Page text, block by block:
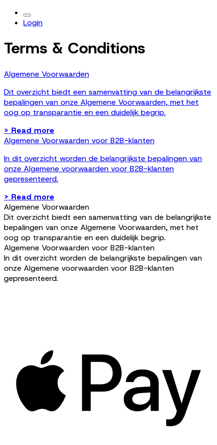
Login
Terms & Conditions
Algemene Voorwaarden
Dit overzicht biedt een samenvatting van de belangrijkste
bepalingen van onze Algemene Voorwaarden, met het
oog op transparantie en een duidelijk begrip.
> Read more
Algemene Voorwaarden voor B2B-klanten
In dit overzicht worden de belangrijkste bepalingen van
onze Algemene voorwaarden voor B2B-klanten
gepresenteerd.
> Read more
Algemene Voorwaarden
Dit overzicht biedt een samenvatting van de belangrijkste
bepalingen van onze Algemene Voorwaarden, met het
oog op transparantie en een duidelijk begrip.
Algemene Voorwaarden voor B2B-klanten
In dit overzicht worden de belangrijkste bepalingen van
onze Algemene voorwaarden voor B2B-klanten
gepresenteerd.